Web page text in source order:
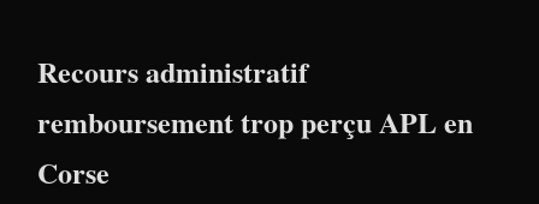
Recours administratif
remboursement trop perçu APL en
Corse